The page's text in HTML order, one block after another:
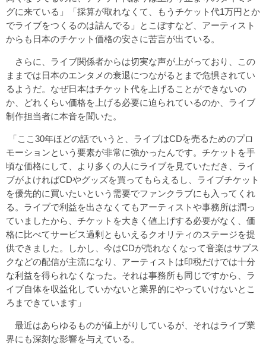
グに来ている」「採算が取れなくて、もうチケット代1万円とか
でライブをつくるのは詰んでる」とこぼすなど、アーティスト
からも日本のチケット価格の安さに苦言が出ている。
さらに、ライブ関係者からは切実な声が上がっており、この
ままでは日本のエンタメの衰退につながるとまで危惧されてい
るようだ。なぜ日本はチケット代を上げることができないの
か、どれくらい価格を上げる必要に迫られているのか、ライブ
制作担当者に本音を聞いた。
「ここ30年ほどの話でいうと、ライブはCDを売るためのプロ
モーションという要素が非常に強かったんです。チケットを手
頃な価格にして、より多くの人にライブを見ていただき、ライ
ブがよければCDやグッズを買ってもらえるし、ライブチケット
を優先的に買いたいという需要でファンクラブにも入ってくれ
る。ライブで利益を出さなくてもアーティストや事務所は潤っ
ていましたから、チケットを大きく値上げする必要がなく、価
格に比べてサービス過剰ともいえるクオリティのステージを提
供できました。しかし、今はCDが売れなくなって音楽はサブス
クなどの配信が主流になり、アーティストは印税だけでは十分
な利益を得られなくなった。それは事務所も同じですから、ラ
イブ自体を収益化していかないと業界的にやっていけないとこ
ろまできています」
最近はあらゆるものが値上がりしているが、それはライブ業
界にも深刻な影響を与えている。